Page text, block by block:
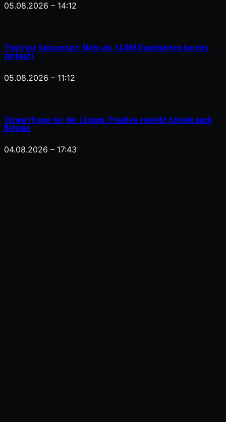
05.08.2026 – 14:12
Tivoli vor Saisonstart: Mehr als 14.000 Dauerkarten bereits
verkauft
05.08.2026 – 11:12
Torwartfrage vor der Lösung: Preußen verleiht Schenk nach
Belgien
04.08.2026 – 17:43